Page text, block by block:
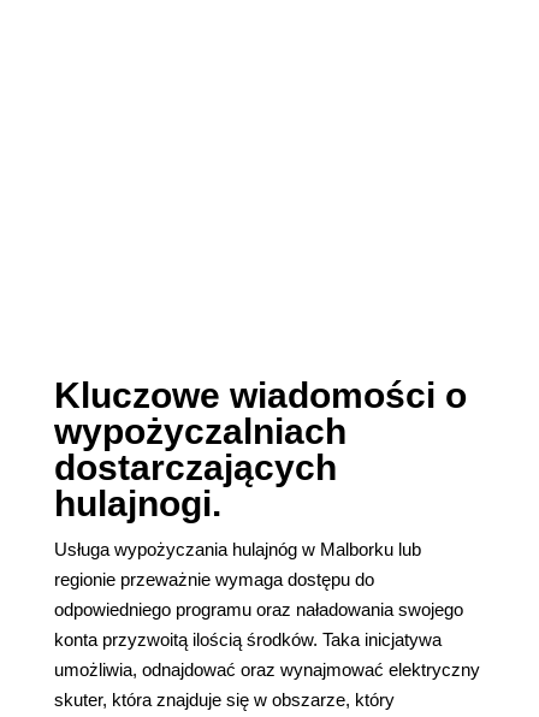
Kluczowe wiadomości o
wypożyczalniach
dostarczających
hulajnogi.
Usługa wypożyczania hulajnóg w Malborku lub
regionie przeważnie wymaga dostępu do
odpowiedniego programu oraz naładowania swojego
konta przyzwoitą ilością środków. Taka inicjatywa
umożliwia, odnajdować oraz wynajmować elektryczny
skuter, która znajduje się w obszarze, który